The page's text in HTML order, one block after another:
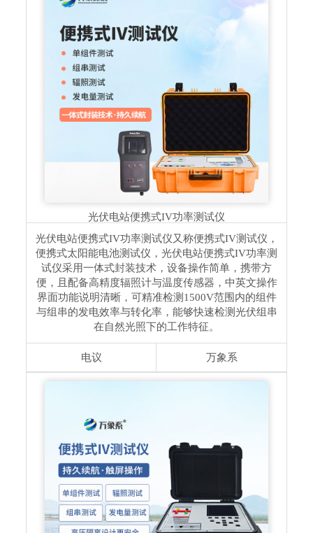
光伏电站便携式IV功率测试仪
光伏电站便携式IV功率测试仪又称便携式IV测试仪，
便携式太阳能电池测试仪，光伏电站便携式IV功率测
试仪采⽤⼀体式封装技术，设备操作简单，携带⽅
便，且配备⾼精度辐照计与温度传感器，中英⽂操作
界⾯功能说明清晰，可精准检测1500V范围内的组件
与组串的发电效率与转化率，能够快速检测光伏组串
在⾃然光照下的⼯作特征。
电议 万象系